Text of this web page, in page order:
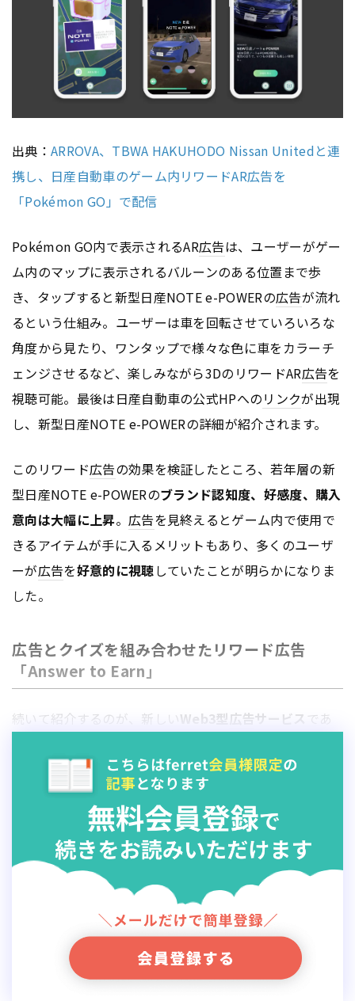
出典： ARROVA、TBWA HAKUHODO Nissan Unitedと連
携し、日産自動車のゲーム内リワードAR広告を
「Pokémon GO」で配信
Pokémon GO内で表示されるAR広告は、ユーザーがゲー
ム内のマップに表示されるバルーンのある位置まで歩
き、タップすると新型日産NOTE e-POWERの広告が流れ
るという仕組み。ユーザーは車を回転させていろいろな
角度から見たり、ワンタップで様々な色に車をカラーチ
ェンジさせるなど、楽しみながら3DのリワードAR広告を
視聴可能。最後は日産自動車の公式HPへのリンクが出現
し、新型日産NOTE e-POWERの詳細が紹介されます。
このリワード広告の効果を検証したところ、若年層の新
型日産NOTE e-POWERのブランド認知度、好感度、購入
意向は大幅に上昇。 広告を見終えるとゲーム内で使用で
きるアイテムが手に入るメリットもあり、多くのユーザ
ーが広告を好意的に視聴していたことが明らかになりま
した。
広告とクイズを組み合わせたリワード広告
「Answer to Earn」
続いて紹介するのが、新しいWeb3型広告サービス であ
「Answer to Earn」は、ユーザーが広告動画を視聴した
後に企業から提供されたク